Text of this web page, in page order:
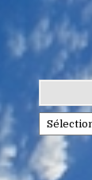
Archives